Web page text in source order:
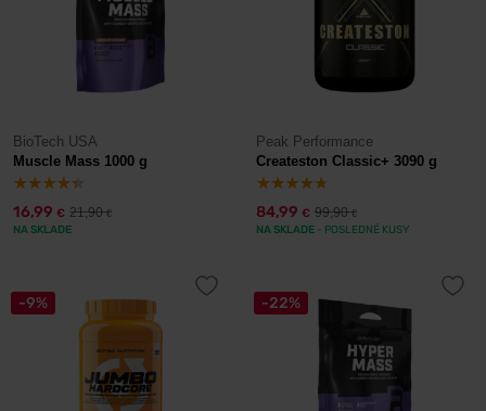
BioTech USA
Muscle Mass 1000 g
16,99 € 21,90€
NA SKLADE
Peak Performance
Createston Classic+ 3090 g
84,99 € 99,90€
NA SKLADE - POSLEDNÉ KUSY
-9% -22%